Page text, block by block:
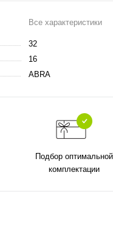
Все характеристики
32
16
ABRA
Подбор оптимальной
комплектации